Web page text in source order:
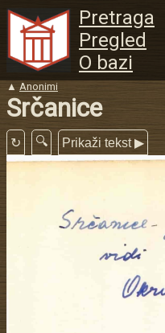
Pretraga
Pregled
O bazi
▲ Anonimi
Srčanice